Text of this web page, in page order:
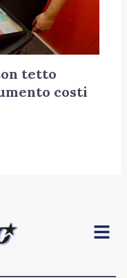
tetto
costi
Menu